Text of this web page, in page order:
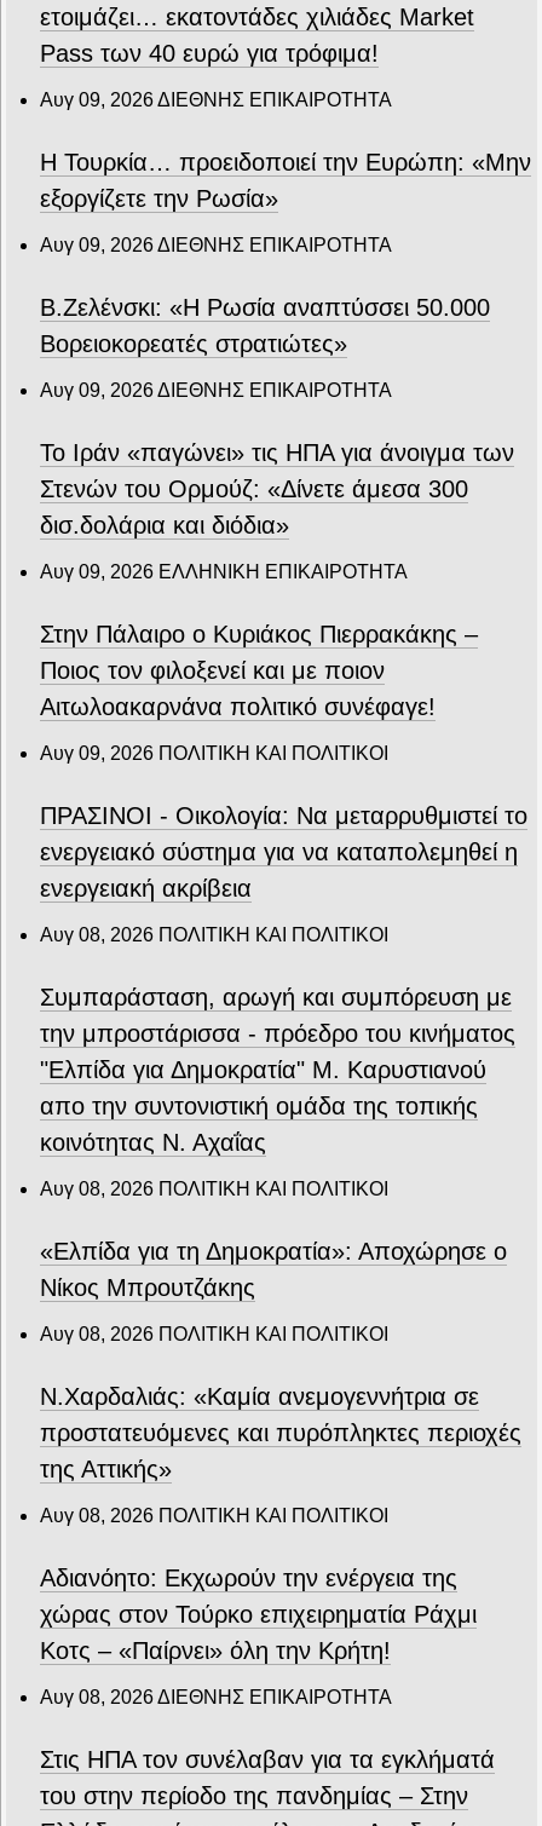
ετοιμάζει… εκατοντάδες χιλιάδες Market
Pass των 40 ευρώ για τρόφιμα!
Αυγ 09, 2026ΔΙΕΘΝΗΣ ΕΠΙΚΑΙΡΟΤΗΤΑ
Η Τουρκία… προειδοποιεί την Ευρώπη: «Μην
εξοργίζετε την Ρωσία»
Αυγ 09, 2026ΔΙΕΘΝΗΣ ΕΠΙΚΑΙΡΟΤΗΤΑ
Β.Ζελένσκι: «Η Ρωσία αναπτύσσει 50.000
Βορειοκορεατές στρατιώτες»
Αυγ 09, 2026ΔΙΕΘΝΗΣ ΕΠΙΚΑΙΡΟΤΗΤΑ
Το Ιράν «παγώνει» τις ΗΠΑ για άνοιγμα των
Στενών του Ορμούζ: «Δίνετε άμεσα 300
δισ.δολάρια και διόδια»
Αυγ 09, 2026 ΕΛΛΗΝΙΚΗ ΕΠΙΚΑΙΡΟΤΗΤΑ
Στην Πάλαιρο ο Κυριάκος Πιερρακάκης –
Ποιος τον φιλοξενεί και με ποιον
Αιτωλοακαρνάνα πολιτικό συνέφαγε!
Αυγ 09, 2026 ΠΟΛΙΤΙΚΗ ΚΑΙ ΠΟΛΙΤΙΚΟΙ
ΠΡΑΣΙΝΟΙ - Οικολογία: Να μεταρρυθμιστεί το
ενεργειακό σύστημα για να καταπολεμηθεί η
ενεργειακή ακρίβεια
Αυγ 08, 2026 ΠΟΛΙΤΙΚΗ ΚΑΙ ΠΟΛΙΤΙΚΟΙ
Συμπαράσταση, αρωγή και συμπόρευση με
την μπροστάρισσα - πρόεδρο του κινήματος
"Ελπίδα για Δημοκρατία" Μ. Καρυστιανού
απο την συντονιστική ομάδα της τοπικής
κοινότητας Ν. Αχαΐας
Αυγ 08, 2026 ΠΟΛΙΤΙΚΗ ΚΑΙ ΠΟΛΙΤΙΚΟΙ
«Ελπίδα για τη Δημοκρατία»: Αποχώρησε ο
Νίκος Μπρουτζάκης
Αυγ 08, 2026 ΠΟΛΙΤΙΚΗ ΚΑΙ ΠΟΛΙΤΙΚΟΙ
Ν.Χαρδαλιάς: «Καμία ανεμογεννήτρια σε
προστατευόμενες και πυρόπληκτες περιοχές
της Αττικής»
Αυγ 08, 2026 ΠΟΛΙΤΙΚΗ ΚΑΙ ΠΟΛΙΤΙΚΟΙ
Αδιανόητο: Εκχωρούν την ενέργεια της
χώρας στον Τούρκο επιχειρηματία Ράχμι
Κοτς – «Παίρνει» όλη την Κρήτη!
Αυγ 08, 2026ΔΙΕΘΝΗΣ ΕΠΙΚΑΙΡΟΤΗΤΑ
Στις ΗΠΑ τον συνέλαβαν για τα εγκλήματά
του στην περίοδο της πανδημίας – Στην